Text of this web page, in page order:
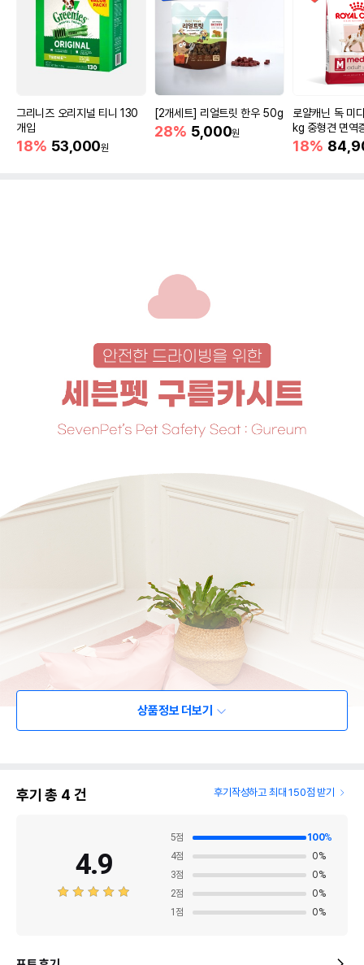
그리니즈 오리지널 티니 130
개입
18% 53,000원
[2개세트] 리얼트릿 한우 50g
28% 5,000원
로얄캐닌 독 미
kg 중형견 면역
18%
상품정보 더보기
후기 총 4 건 후기작성하고 최대 150점 받기
4.9
5점 100%
4점 0%
3점 0%
2점 0%
1 점 0%